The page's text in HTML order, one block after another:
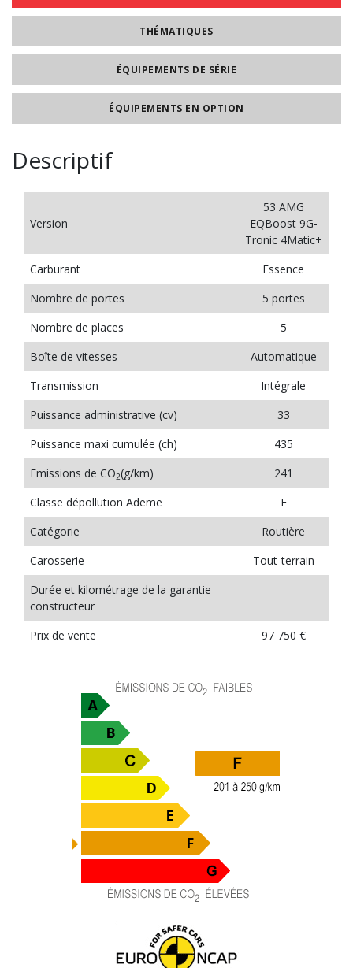
THÉMATIQUES
ÉQUIPEMENTS DE SÉRIE
ÉQUIPEMENTS EN OPTION
Descriptif
Version
53 AMG
EQBoost 9G-
Tronic 4Matic+
Carburant
Essence
Nombre de portes
5 portes
Nombre de places
5
Boîte de vitesses
Automatique
Transmission
Intégrale
Puissance administrative (cv)
33
Puissance maxi cumulée (ch)
435
Emissions de CO2(g/km)
241
Classe dépollution Ademe
F
Catégorie
Routière
Carosserie
Tout-terrain
Durée et kilométrage de la garantie
constructeur
Prix de vente
97 750 €